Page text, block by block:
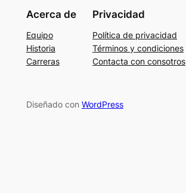
Acerca de
Equipo
Historia
Carreras
Privacidad
Política de privacidad
Términos y condiciones
Contacta con consotros
Diseñado con WordPress